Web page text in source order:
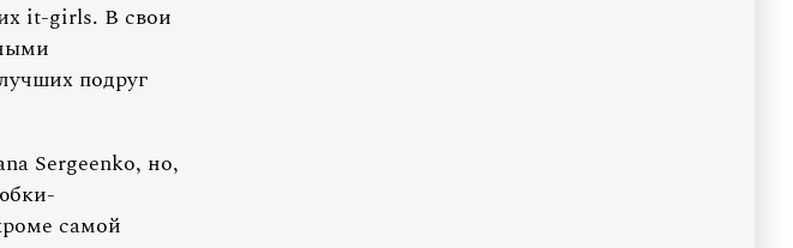
it-girls. В свои
подруг
Sergeenko, но,
самой